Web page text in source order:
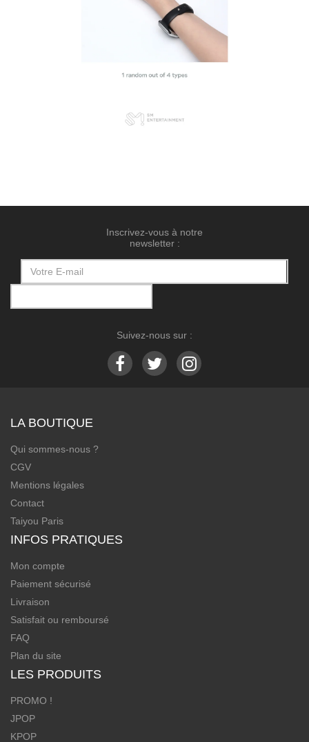
Inscrivez-vous à notre
newsletter :
Suivez-nous sur :
LA BOUTIQUE
Qui sommes-nous ?
CGV
Mentions légales
Contact
Taiyou Paris
INFOS PRATIQUES
Mon compte
Paiement sécurisé
Livraison
Satisfait ou remboursé
FAQ
Plan du site
LES PRODUITS
PROMO !
JPOP
KPOP